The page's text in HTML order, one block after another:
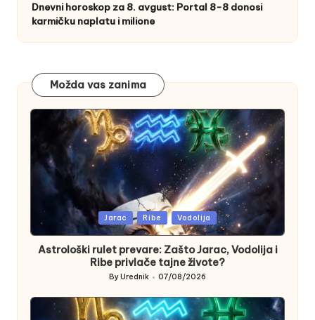
Dnevni horoskop za 8. avgust: Portal 8-8 donosi
karmičku naplatu i milione
Možda vas zanima
Posted
Jarac Ribe Vodolija
Astrološki rulet prevare: Zašto Jarac, Vodolija i
Ribe privlače tajne živote?
Posted
by
ByUrednik 07/08/2026